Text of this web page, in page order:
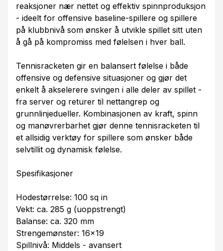
reaksjoner nær nettet og effektiv spinnproduksjon
- ideelt for offensive baseline-spillere og spillere
på klubbnivå som ønsker å utvikle spillet sitt uten
å gå på kompromiss med følelsen i hver ball.
Tennisracketen gir en balansert følelse i både
offensive og defensive situasjoner og gjør det
enkelt å akselerere svingen i alle deler av spillet -
fra server og returer til nettangrep og
grunnlinjedueller. Kombinasjonen av kraft, spinn
og manøvrerbarhet gjør denne tennisracketen til
et allsidig verktøy for spillere som ønsker både
selvtillit og dynamisk følelse.
Spesifikasjoner
Hodestørrelse: 100 sq in
Vekt: ca. 285 g (uoppstrengt)
Balanse: ca. 320 mm
Strengemønster: 16×19
Spillnivå: Middels - avansert